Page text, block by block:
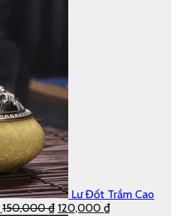
Lư Đốt Trầm Cao
150,000₫ 120,000 ₫